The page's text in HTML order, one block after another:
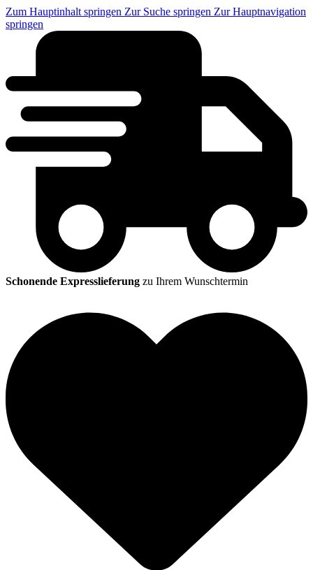
Zum Hauptinhalt springen Zur Suche springen Zur Hauptnavigation
springen
Schonende Expresslieferung zu Ihrem Wunschtermin